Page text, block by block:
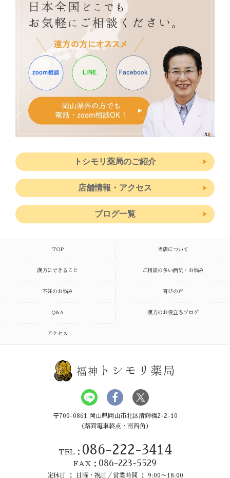
トシモリ薬局のご紹介
店舗情報・アクセス
ブログ一覧
TOP 当店について
漢方にできること ご相談の多い病気・お悩み
不妊のお悩み 喜びの声
Q&A 漢方のお役立ちブログ
アクセス
福神 トシモリ薬局
〒700-0861 岡山県岡山市北区清輝橋2-2-10
（路面電車終点・南西角）
TEL： 086-222-3414
FAX： 086-223-5529
定休日 ： 日曜・祝日／営業時間 ： 9:00〜18:00